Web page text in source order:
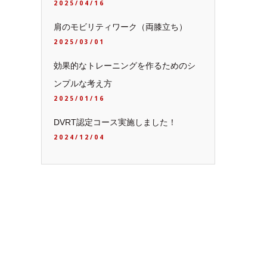
2025/04/16
肩のモビリティワーク（両膝立ち）
2025/03/01
効果的なトレーニングを作るためのシ
ンプルな考え方
2025/01/16
DVRT認定コース実施しました！
2024/12/04